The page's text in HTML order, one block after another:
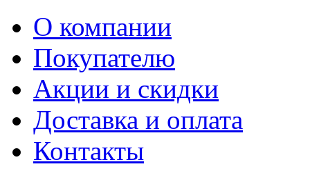
О компании
Покупателю
Акции и скидки
Доставка и оплата
Контакты